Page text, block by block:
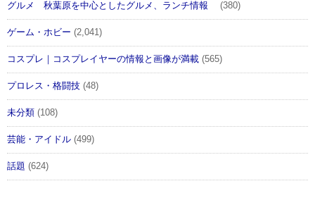
・ゴルフクラブ（べこべこ）
・表情パーツ3 種（笑顔、泣き顔、にっこり顔）
・差し替え用手首一式（平手、握り手、持ち手）
・専用台座（足裏マグネット対応）
・可動アームスタンド一式（支柱、支柱用アーム、延
グルメ 秋葉原を中心としたグルメ、ランチ情報 (380)
ゲーム・ホビー (2,041)
コスプレ｜コスプレイヤーの情報と画像が満載 (565)
プロレス・格闘技 (48)
未分類 (108)
芸能・アイドル (499)
話題 (624)